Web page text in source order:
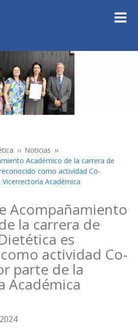
Noticias
Académico de la carrera de
como actividad Co-
Académica
Acompañamiento
la carrera de
es
actividad Co-
parte de la
Académica